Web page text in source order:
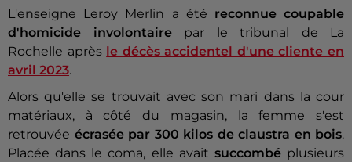
L'enseigne Leroy Merlin a été reconnue coupable
d'homicide involontairepar le tribunal de La
Rochelle après le décès accidentel d'une cliente en
avril 2023.
Alors qu'elle se trouvait avec son mari dans la cour
matériaux, à côté du magasin, la femme s'est
retrouvée écrasée par 300 kilos de claustra en bois.
Placée dans le coma, elle avait succombé plusieurs